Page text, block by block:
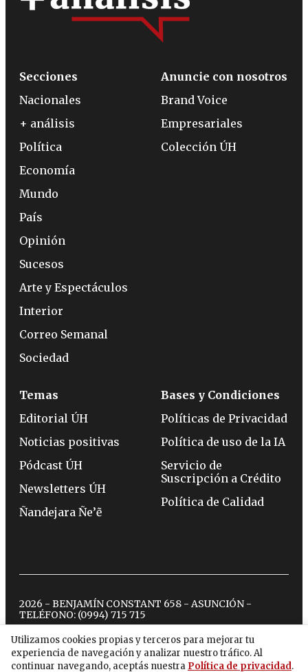
Utilizamos cookies propias y terceros para mejorar tu
experiencia de navegación y analizar nuestro tráfico. Al
continuar navegando, aceptás nuestra Política de privacidad.
Secciones
Nacionales
+ análisis
Política
Economía
Mundo
País
Opinión
Sucesos
Arte y Espectáculos
Interior
Correo Semanal
Sociedad
Anuncie con nosotros
Brand Voice
Empresariales
Colección ÚH
Temas
Editorial ÚH
Noticias positivas
Pódcast ÚH
Newsletters ÚH
Ñandejara Ñe’ẽ
Bases y Condiciones
Políticas de Privacidad
Política de uso de la IA
Servicio de
Suscripción a Crédito
Política de Calidad
2026 - BENJAMÍN CONSTANT 658 - ASUNCIÓN -
TELÉFONO: (0994) 715 715
twitterinstagram
facebook
tiktokyoutubespotify